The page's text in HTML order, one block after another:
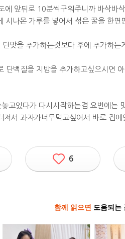
에 앞뒤로 10분씩구워주니까 바삭바
시나몬 가루를 넣어서 섞은 꿀을 한
맛을 추가하는것보다 후에 추가하는
단백질을 지방을 추가하고싶으시면
고있다가 다시시작하는겸 요번에는
져서 과자가너무먹고싶어서 바로 집에
6
함께 읽으면 도움되는